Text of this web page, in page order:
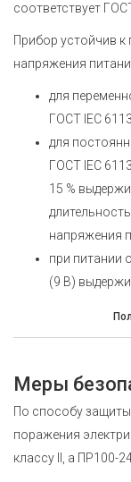
соответствует
Прибор устойчив
напряжения
для
ГОСТ IEC
для
ГОСТ IEC
15 %
напряжения
при питании
(9 В)
Меры
По способу
поражения
классу II, а ПР100-